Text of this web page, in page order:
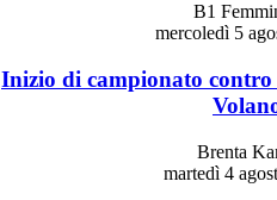
B1
mercoledì 5
Inizio di campionato contro
Brenta
martedì 4